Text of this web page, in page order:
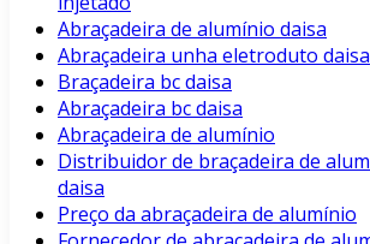
Abraçadeira de alumínio daisa
Abraçadeira unha eletroduto daisa
Braçadeira bc daisa
Abraçadeira bc daisa
Abraçadeira de alumínio
Distribuidor de braçadeira de
daisa
Preço da abraçadeira de alumínio